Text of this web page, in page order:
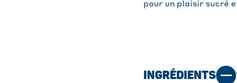
pour un plaisir sucré
INGRÉDIENTS